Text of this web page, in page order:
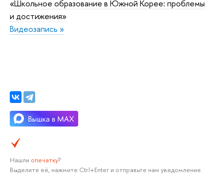
«Школьное образование в Южной Корее: проблемы
и достижения»
Видеозапись »
Нашли опечатку?
Выделите её, нажмите Ctrl+Enter и отправьте нам уведомление.